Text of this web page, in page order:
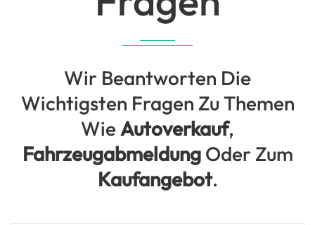
Wir Beantworten Die
Wichtigsten Fragen Zu Themen
WieAutoverkauf,
FahrzeugabmeldungOder Zum
Kaufangebot.